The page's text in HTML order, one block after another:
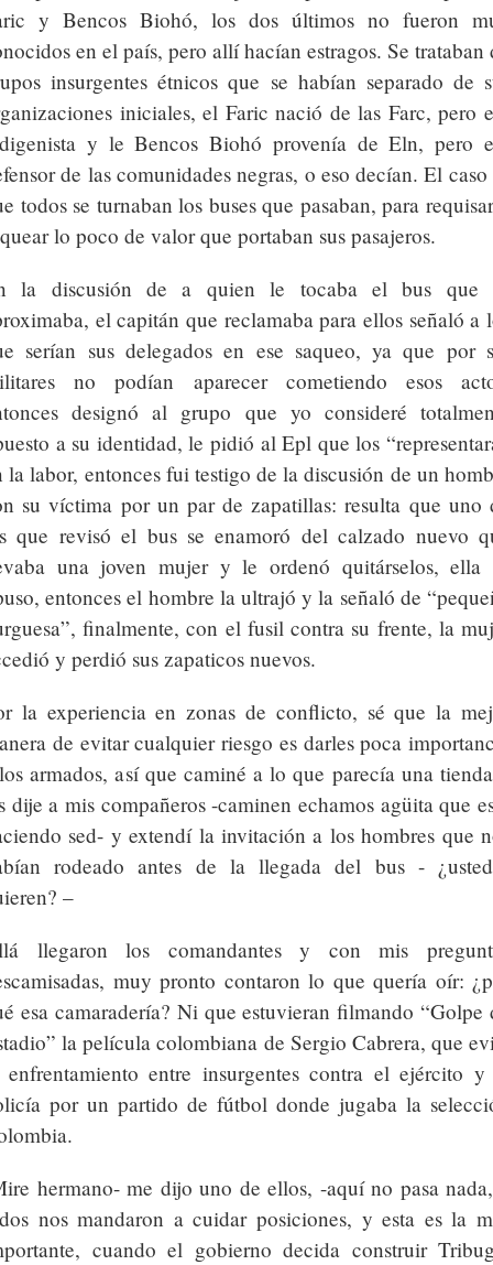
y Bencos Biohó, los dos últimos no fueron
en el país, pero allí hacían estragos. Se trataban
insurgentes étnicos que se habían separado de
iniciales, el Faric nació de las Farc, pero
y le Bencos Biohó provenía de Eln, pero
de las comunidades negras, o eso decían. El caso
todos se turnaban los buses que pasaban, para
lo poco de valor que portaban sus pasajeros.
la discusión de a quien le tocaba el bus que
el capitán que reclamaba para ellos señaló a
serían sus delegados en ese saqueo, ya que por
no podían aparecer cometiendo esos
designó al grupo que yo consideré
a su identidad, le pidió al Epl que los
la labor, entonces fui testigo de la discusión de un
su víctima por un par de zapatillas: resulta que uno
que revisó el bus se enamoró del calzado nuevo
una joven mujer y le ordenó quitárselos, ella
entonces el hombre la ultrajó y la señaló de
finalmente, con el fusil contra su frente, la
y perdió sus zapaticos nuevos.
la experiencia en zonas de conflicto, sé que la
de evitar cualquier riesgo es darles poca
armados, así que caminé a lo que parecía una
dije a mis compañeros -caminen echamos agüita que
sed- y extendí la invitación a los hombres que
rodeado antes de la llegada del bus -
–
llegaron los comandantes y con mis
muy pronto contaron lo que quería oír:
esa camaradería? Ni que estuvieran filmando “Golpe
la película colombiana de Sergio Cabrera, que
entre insurgentes contra el ejército
por un partido de fútbol donde jugaba la
hermano- me dijo uno de ellos, -aquí no pasa
nos mandaron a cuidar posiciones, y esta es la
cuando el gobierno decida construir